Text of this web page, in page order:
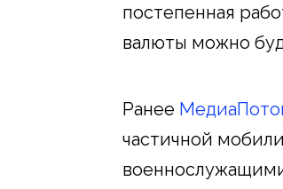
постепенная
валюты можно
Ранее
частичной